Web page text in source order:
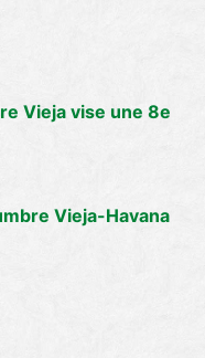
Vieja vise une 8e
Vieja-Havana